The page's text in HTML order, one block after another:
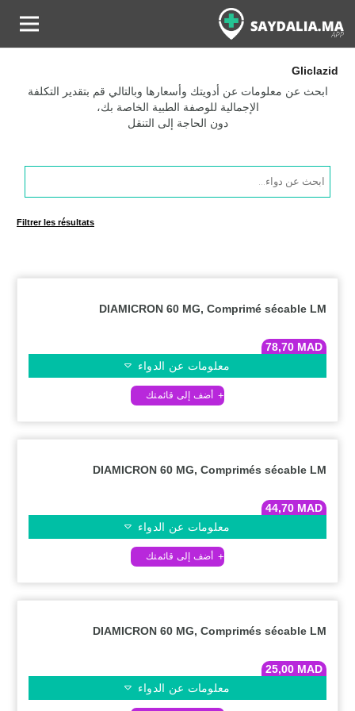
Gliclazid
ابحث عن معلومات عن أدويتك وأسعارها وبالتالي قم بتقدير التكلفة
الإجمالية للوصفة الطبية الخاصة بك،
دون الحاجة إلى التنقل
Products
search
Filtrer les résultats
DIAMICRON 60 MG, Comprimé sécable LM
78,70 MAD
معلومات عن الدواء
DIAMICRON 60 MG, Comprimés sécable LM
44,70 MAD
معلومات عن الدواء
DIAMICRON 60 MG, Comprimés sécable LM
25,00 MAD
معلومات عن الدواء